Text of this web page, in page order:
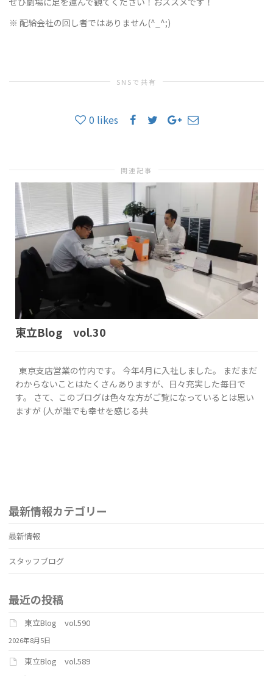
※ 配給会社の回し者ではありません(^_^;)
SNSで共有
0 likes
関連記事
東立Blog vol.30
東京支店営業の竹内です。 今年4月に入社しました。 まだまだ
わからないことはたくさんありますが、日々充実した毎日で
す。 さて、このブログは色々な方がご覧になっているとは思い
ますが (人が誰でも幸せを感じる共
最新情報カテゴリー
最新情報
スタッフブログ
最近の投稿
東立Blog vol.590
2026年8月5日
東立Blog vol.589